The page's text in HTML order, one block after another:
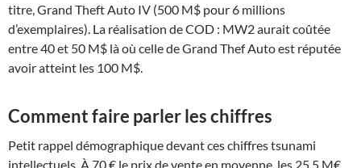
titre, Grand Theft Auto IV (500 M$ pour 6 millions
d’exemplaires). La réalisation de COD : MW2 aurait coûtée
entre 40 et 50 M$ là où celle de Grand Thef Auto est réputée
avoir atteint les 100 M$.
Comment faire parler les chiffres
Petit rappel démographique devant ces chiffres tsunami
intellectuels. À 70 € le prix de vente en moyenne, les 25,5 M€